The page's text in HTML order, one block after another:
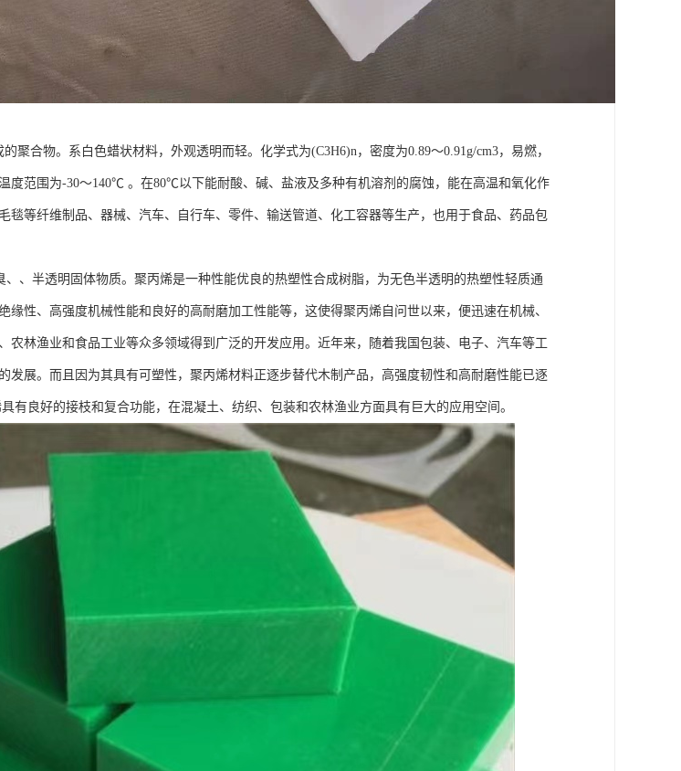
聚合物。系白色蜡状材料，外观透明而轻。化学式为(C3H6)n，密度为0.89～0.91g/cm3，易燃，
度范围为-30～140℃ 。在80℃以下能耐酸、碱、盐液及多种有机溶剂的腐蚀，能在高温和氧化作
毯等纤维制品、器械、汽车、自行车、零件、输送管道、化工容器等生产，也用于食品、药品包
、、半透明固体物质。聚丙烯是一种性能优良的热塑性合成树脂，为无色半透明的热塑性轻质通
缘性、高强度机械性能和良好的高耐磨加工性能等，这使得聚丙烯自问世以来，便迅速在机械、
农林渔业和食品工业等众多领域得到广泛的开发应用。近年来，随着我国包装、电子、汽车等工
发展。而且因为其具有可塑性，聚丙烯材料正逐步替代木制产品，高强度韧性和高耐磨性能已逐
有良好的接枝和复合功能，在混凝土、纺织、包装和农林渔业方面具有巨大的应用空间。